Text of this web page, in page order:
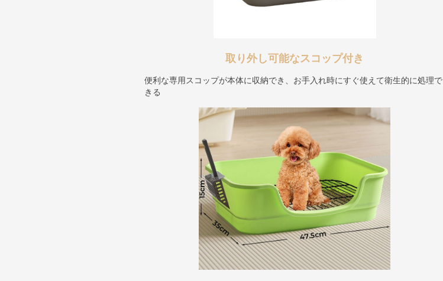
取り外し可能なスコップ付き
便利な専用スコップが本体に収納でき、お手入れ時にすぐ使えて衛生的に処理で
きる